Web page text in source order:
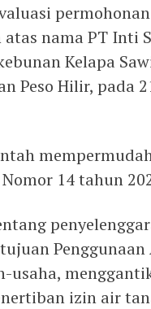
nama PT Inti
Kelapa
Peso Hilir, pada
14 tahun
usaha,
izin air